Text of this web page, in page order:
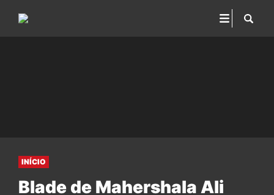
INÍCIO
Blade de Mahershala Ali